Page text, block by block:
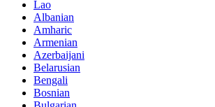
Lao
Albanian
Amharic
Armenian
Azerbaijani
Belarusian
Bengali
Bosnian